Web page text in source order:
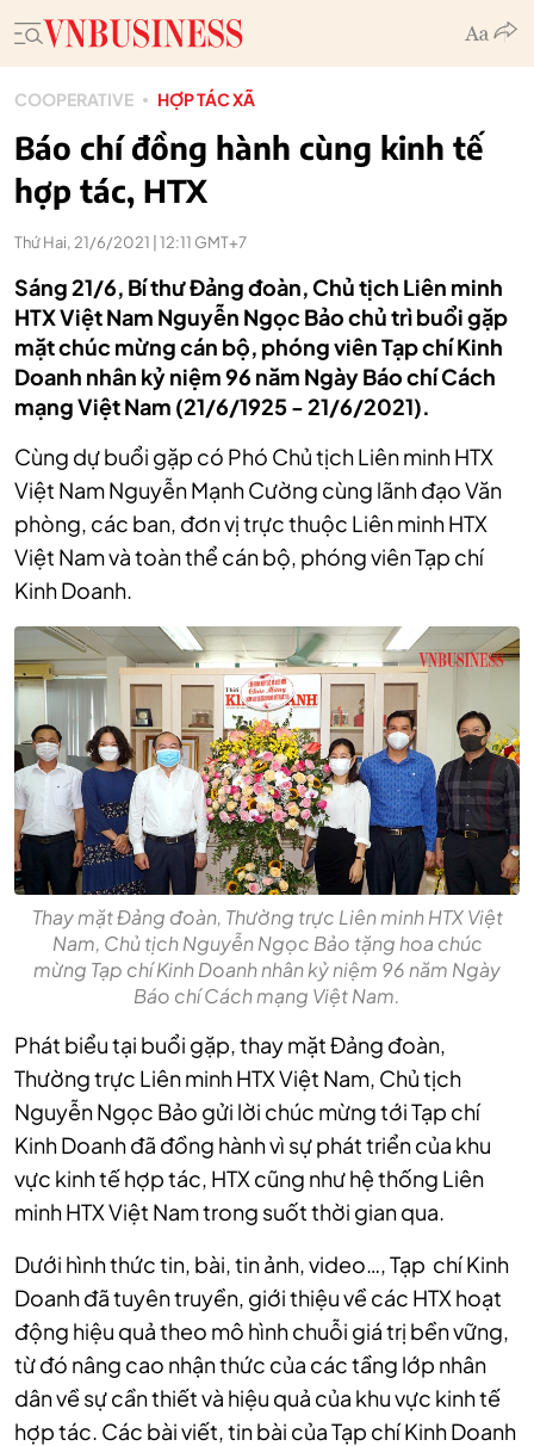
COOPERATIVE HỢP TÁC XÃ
Báo chí đồng hành cùng kinh tế
hợp tác, HTX
Thứ Hai, 21/6/2021 | 12:11 GMT+7
Sáng 21/6, Bí thư Đảng đoàn, Chủ tịch Liên minh
HTX Việt Nam Nguyễn Ngọc Bảo chủ trì buổi gặp
mặt chúc mừng cán bộ, phóng viên Tạp chí Kinh
Doanh nhân kỷ niệm 96 năm Ngày Báo chí Cách
mạng Việt Nam (21/6/1925 - 21/6/2021).
Cùng dự buổi gặp có Phó Chủ tịch Liên minh HTX
Việt Nam Nguyễn Mạnh Cường cùng lãnh đạo Văn
phòng, các ban, đơn vị trực thuộc Liên minh HTX
Việt Nam và toàn thể cán bộ, phóng viên Tạp chí
Kinh Doanh.
Thay mặt Đảng đoàn, Thường trực Liên minh HTX Việt
Nam, Chủ tịch Nguyễn Ngọc Bảo tặng hoa chúc
mừng Tạp chí Kinh Doanh nhân kỷ niệm 96 năm Ngày
Báo chí Cách mạng Việt Nam.
Phát biểu tại buổi gặp, thay mặt Đảng đoàn,
Thường trực Liên minh HTX Việt Nam, Chủ tịch
Nguyễn Ngọc Bảo gửi lời chúc mừng tới Tạp chí
Kinh Doanh đã đồng hành vì sự phát triển của khu
vực kinh tế hợp tác, HTX cũng như hệ thống Liên
minh HTX Việt Nam trong suốt thời gian qua.
Dưới hình thức tin, bài, tin ảnh, video…, Tạp chí Kinh
Doanh đã tuyên truyền, giới thiệu về các HTX hoạt
động hiệu quả theo mô hình chuỗi giá trị bền vững,
từ đó nâng cao nhận thức của các tầng lớp nhân
dân về sự cần thiết và hiệu quả của khu vực kinh tế
hợp tác. Các bài viết, tin bài của Tạp chí Kinh Doanh